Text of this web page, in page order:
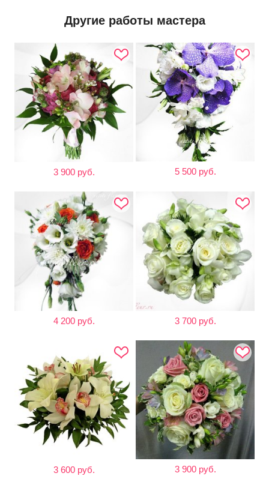
Другие работы мастера
3 900 руб. 5 500 руб.
4 200 руб. 3 700 руб.
3 600 руб. 3 900 руб.